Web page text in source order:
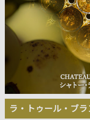
ラ・トゥール・ブ